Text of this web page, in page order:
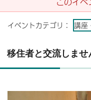
イベントカテゴリ： 講座
移住者と交流しませ